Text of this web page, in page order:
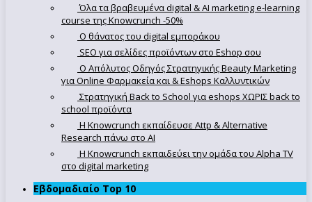
Όλα τα βραβευμένα digital & AI marketing e-learning
course της Knowcrunch -50%
Ο θάνατος του digital εμποράκου
SEO για σελίδες προϊόντων στο Eshop σου
Ο Απόλυτoς Οδηγός Στρατηγικής Beauty Marketing
για Online Φαρμακεία και & Eshops Καλλυντικών
Στρατηγική Back to School για eshops ΧΩΡΙΣ back to
school προϊόντα
Η Knowcrunch εκπαίδευσε Attp & Alternative
Research πάνω στο ΑΙ
Η Knowcrunch εκπαιδεύει την ομάδα του Alpha TV
στο digital marketing
Εβδομαδιαίο Top 10